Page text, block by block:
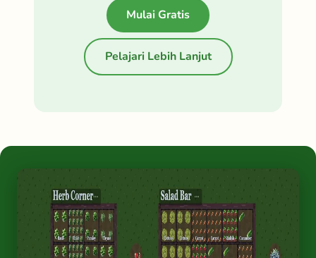
Mulai Gratis
Pelajari Lebih Lanjut